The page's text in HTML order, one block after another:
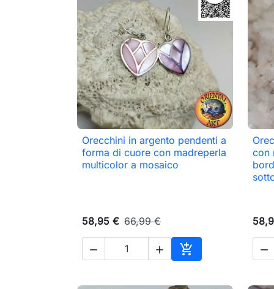
 Anteprima
Orecchini in argento pendenti a
forma di cuore con madreperla
multicolor a mosaico
58,95 € 66,99 €
  
Aggiungi al
con
